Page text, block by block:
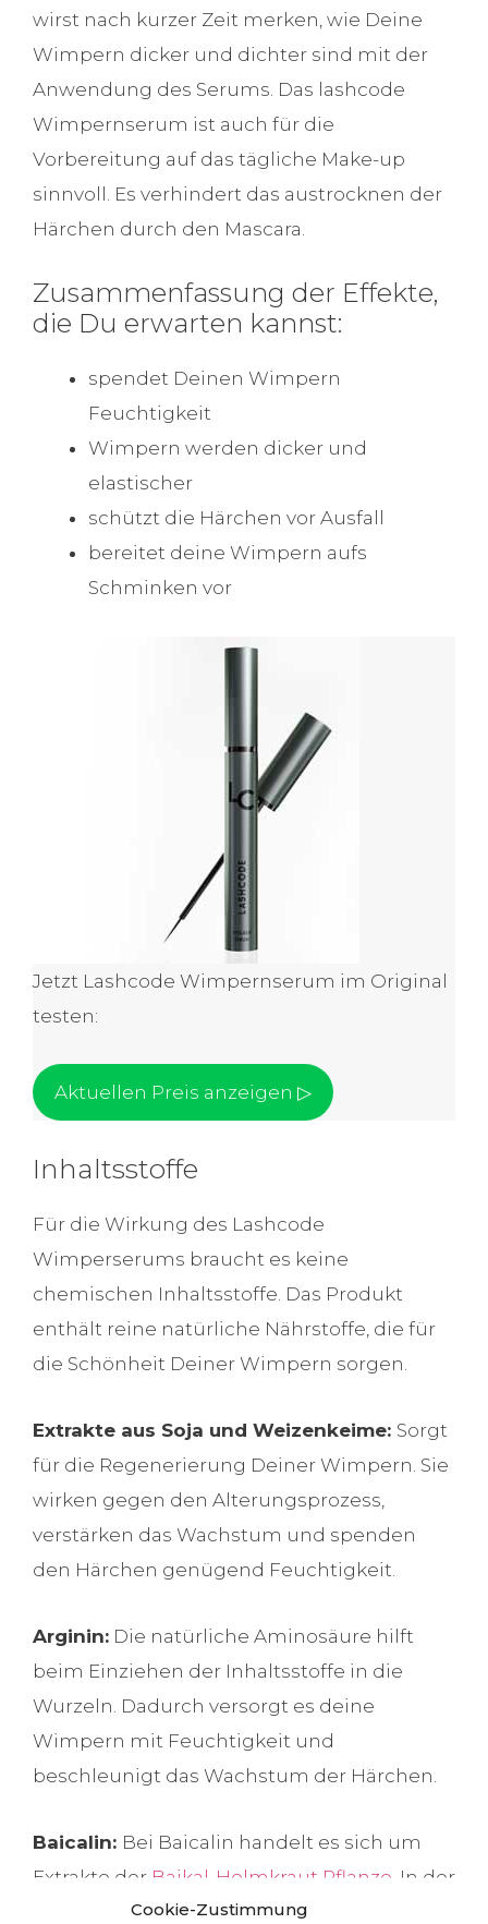
Cookie-Zustimmung
wirst nach kurzer Zeit merken, wie Deine
Wimpern dicker und dichter sind mit der
Anwendung des Serums. Das lashcode
Wimpernserum ist auch für die
Vorbereitung auf das tägliche Make-up
sinnvoll. Es verhindert das austrocknen der
Härchen durch den Mascara.
Zusammenfassung der Effekte,
die Du erwarten kannst:
spendet Deinen Wimpern
Feuchtigkeit
Wimpern werden dicker und
elastischer
schützt die Härchen vor Ausfall
bereitet deine Wimpern aufs
Schminken vor
Jetzt Lashcode Wimpernserum im Original
testen:
Aktuellen Preis anzeigen ▷
Inhaltsstoffe
Für die Wirkung des Lashcode
Wimperserums braucht es keine
chemischen Inhaltsstoffe. Das Produkt
enthält reine natürliche Nährstoffe, die für
die Schönheit Deiner Wimpern sorgen.
Extrakte aus Soja und Weizenkeime: Sorgt
für die Regenerierung Deiner Wimpern. Sie
wirken gegen den Alterungsprozess,
verstärken das Wachstum und spenden
den Härchen genügend Feuchtigkeit.
Arginin: Die natürliche Aminosäure hilft
beim Einziehen der Inhaltsstoffe in die
Wurzeln. Dadurch versorgt es deine
Wimpern mit Feuchtigkeit und
beschleunigt das Wachstum der Härchen.
Baicalin: Bei Baicalin handelt es sich um
Extrakte der Baikal-Helmkraut Pflanze . In der
Pflanze sind Flavonoide, die den